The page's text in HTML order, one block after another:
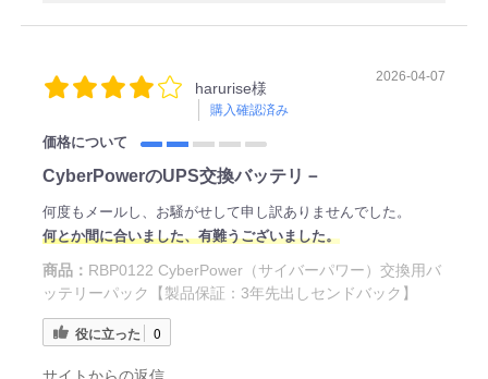
harurise様
購入確認済み
2026-04-07
価格について
CyberPowerのUPS交換バッテリ－
何度もメールし、お騒がせして申し訳ありませんでした。
何とか間に合いました、有難うございました。
商品： RBP0122 CyberPower（サイバーパワー）交換用バ
ッテリーパック【製品保証：3年先出しセンドバック】
役に立った 0